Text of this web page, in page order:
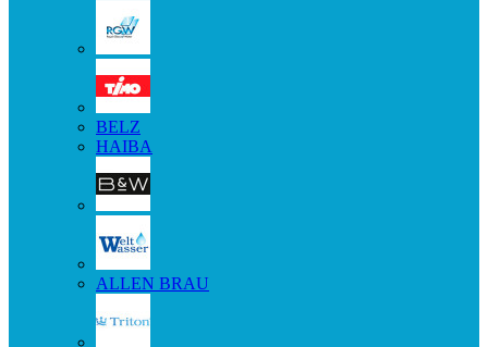
BELZ
HAIBA
ALLEN BRAU